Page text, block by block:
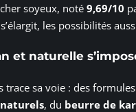
soyeux, noté 9,69/10
les possibilités
et naturelle
trace sa voie : des
, du beurre de